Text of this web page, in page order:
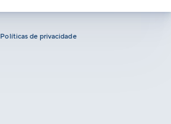
Políticas de privacidade